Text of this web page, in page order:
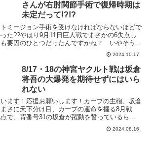
さんが右肘関節手術で復帰時期は
未定だって!?!?
ミージョン手術を受けなければならないほどで
た??やはり9月11日巨人戦でまさかの6失点し
要因のひとつだったんですかね？ いやそうで
2024.10.17
8/17・18の神宮ヤクルト戦は坂倉
将吾の大爆発を期待せずにはいら
れない
ます！応援お願いします！カープの主砲、坂倉
さに天下分け目、カープの運命を握る8月戦
で、背番号31の坂倉が躍動を誓っているらし
ルト2連戦神宮球場に向け、坂倉の胸中...2024.08.16